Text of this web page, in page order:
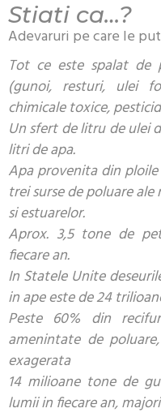
Stiati ca…?
Adevaruri pe care le
Tot ce este spalat de
(gunoi, resturi, ulei
chimicale toxice,
Un sfert de litru de ulei
litri de apa.
Apa provenita din
trei surse de poluare
si estuarelor.
Aprox. 3,5 tone de
fiecare an.
In Statele Unite
in ape este de 24
Peste 60% din
amenintate de
exagerata
14 milioane tone de
lumii in fiecare an,